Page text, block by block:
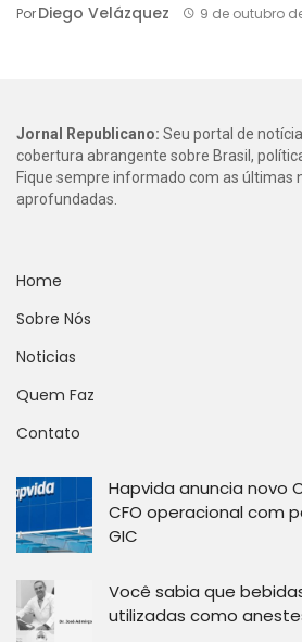
PorDiego Velázquez 9 de outubro
Jornal Republicano: Seu portal de
cobertura abrangente sobre Brasil,
Fique sempre informado com as últimas
aprofundadas.
Home
Sobre Nós
Noticias
Quem Faz
Contato
Hapvida anuncia novo
CFO operacional com
GIC
Você sabia que
utilizadas como